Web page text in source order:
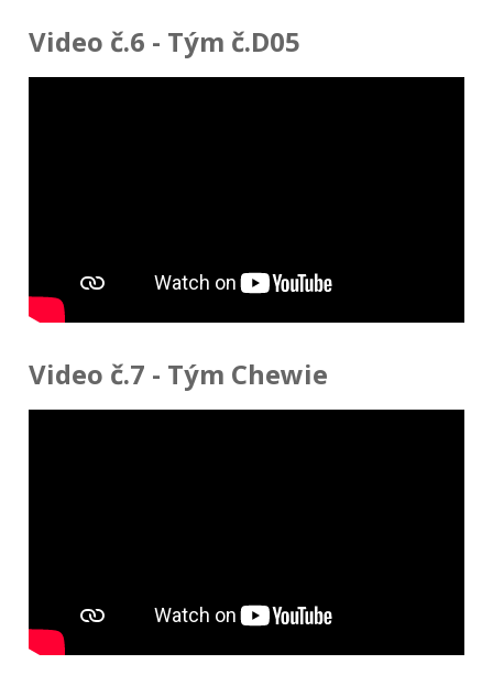
Video č.6 - Tým č.D05
Video č.7 - Tým Chewie